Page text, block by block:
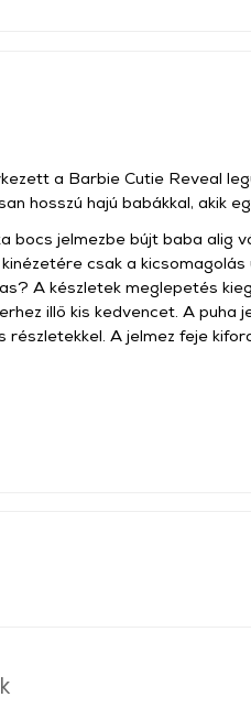
a Barbie Cutie Reveal
hosszú hajú babákkal, akik
bocs jelmezbe bújt baba alig
csak a kicsomagolás
A készletek meglepetés
illő kis kedvencet. A puha
részletekkel. A jelmez feje